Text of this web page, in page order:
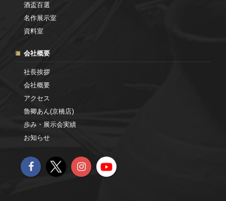
酒盃百選
名作展示室
資料室
会社概要
社長挨拶
会社概要
アクセス
魯卿あん(京橋店)
歩み・展示会実績
お知らせ